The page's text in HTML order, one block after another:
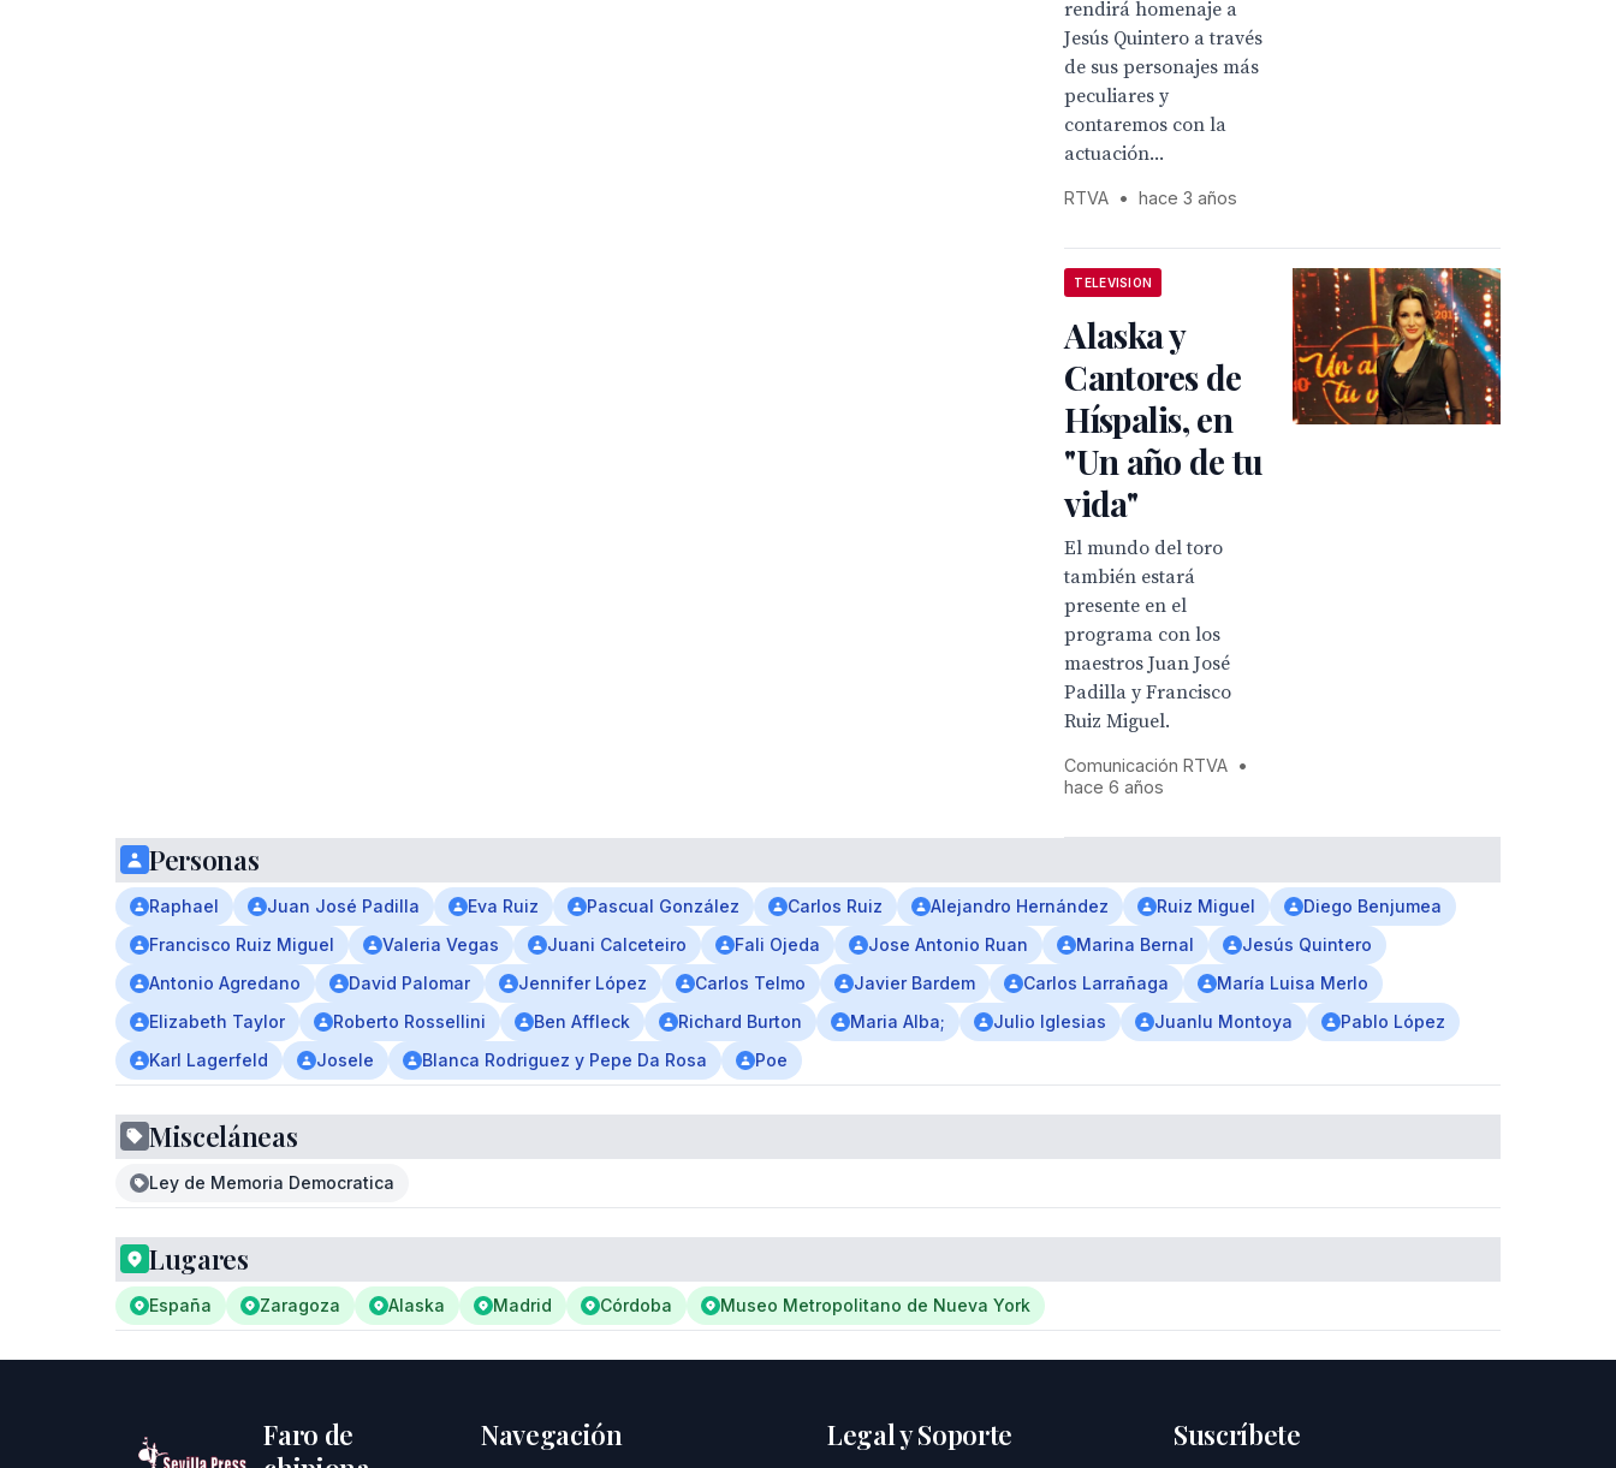
rendirá homenaje a
Jesús Quintero a través
de sus personajes más
peculiares y
contaremos con la
actuación...
RTVA • hace 3 años
TELEVISION
Alaska y
Cantores de
Híspalis, en
"Un año de tu
vida"
El mundo del toro
también estará
presente en el
programa con los
maestros Juan José
Padilla y Francisco
Ruiz Miguel.
Comunicación RTVA •
hace 6 años
Personas
Raphael Juan José Padilla Eva Ruiz Pascual González Carlos Ruiz Alejandro Hernández Ruiz Miguel
Diego Benjumea
Francisco Ruiz Miguel
Valeria Vegas Juani Calceteiro Fali Ojeda Jose Antonio Ruan Marina Bernal
Jesús Quintero
Antonio Agredano
David Palomar Jennifer López Carlos Telmo Javier Bardem Carlos Larrañaga
María Luisa Merlo
Elizabeth Taylor
Roberto Rossellini Ben Affleck Richard Burton Maria Alba; Julio Iglesias Juanlu Montoya
Pablo López
Karl Lagerfeld
Josele Blanca Rodriguez y Pepe Da Rosa Poe
Misceláneas
Ley de Memoria Democratica
Lugares
España Zaragoza Alaska Madrid Córdoba Museo Metropolitano de Nueva York
Faro de
Navegación Legal y Soporte Suscríbete